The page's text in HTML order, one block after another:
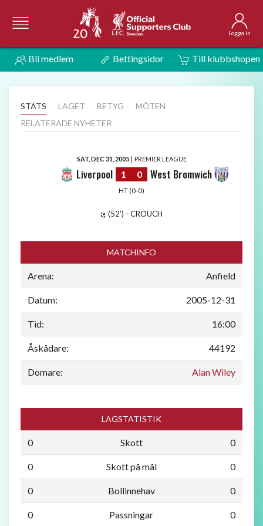
Logga in
Bli medlem Bettingsidor Till klubbshopen
STATS LAGET BETYG
MÖTEN
RELATERADE NYHETER
SAT, DEC 31, 2005 | PREMIER LEAGUE
Liverpool 1 0 West Bromwich
HT (0-0)
(52') - CROUCH
MATCHINFO
Arena: Anfield
Datum: 2005-12-31
Tid: 16:00
Åskådare: 44192
Domare: Alan Wiley
LAGSTATISTIK
0 Skott 0
0 Skott på mål 0
0 Bollinnehav 0
0 Passningar 0